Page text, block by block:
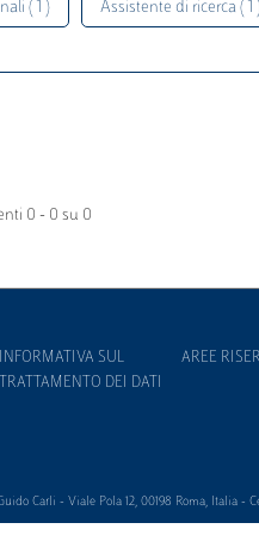
( 1 ) Assistente di ricerca ( 1
0 - 0 su 0
INFORMATIVA SUL
TRATTAMENTO DEI DATI
AREE
Carli - Viale Pola 12, 00198 Roma, Italia -